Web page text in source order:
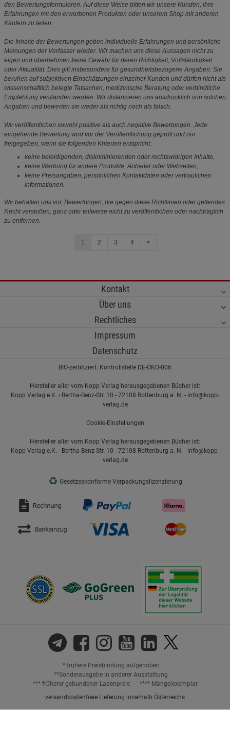
den Bewertungsformularen. Auf diese Weise bitten wir unsere Kunden, ihre
Erfahrungen mit den erworbenen Produkten oder unserem Shop mit anderen
Käufern zu teilen.
Die Inhalte der Bewertungen geben individuelle Erfahrungen und persönliche
Meinungen der Verfasser wieder. Wir machen uns diese Aussagen nicht zu
eigen und übernehmen keine Gewähr für deren Richtigkeit, Vollständigkeit
oder Aktualität. Dies gilt insbesondere für gesundheitsbezogene Angaben: Sie
beruhen auf subjektiven Einschätzungen einzelner Kunden und dürfen nicht als
wissenschaftlich belegte Tatsachen, medizinische Beratung oder verbindliche
Empfehlung verstanden werden. Wir distanzieren uns ausdrücklich von solchen
Angaben und bewerten sie weder als richtig noch als falsch.
Wir veröffentlichen sowohl positive als auch negative Bewertungen. Jede
eingehende Bewertung wird vor der Veröffentlichung geprüft und nur
freigegeben, wenn sie folgenden Kriterien entspricht:
keine beleidigenden, diskriminierenden oder rechtswidrigen Inhalte,
keine Werbung für andere Produkte, Anbieter oder Webseiten,
keine Preisangaben, persönlichen Kontaktdaten oder vertraulichen
Informationen.
Wir behalten uns vor, Bewertungen, die gegen diese Richtlinien oder geltendes
Recht verstoßen, ganz oder teilweise nicht zu veröffentlichen oder nachträglich
zu entfernen.
1 2 3 4 >
Kontakt
Über uns
Rechtliches
Impressum
Datenschutz
BIO-zertifiziert: Kontrollstelle DE-ÖKO-006
Hersteller aller vom Kopp Verlag herausgegebenen Bücher ist:
Kopp Verlag e.K. - Bertha-Benz-Str. 10 - 72108 Rottenburg a. N. - info@kopp-
verlag.de
Cookie-Einstellungen
Hersteller aller vom Kopp Verlag herausgegebenen Bücher ist:
Kopp Verlag e.K. - Bertha-Benz-Str. 10 - 72108 Rottenburg a. N. - info@kopp-
verlag.de
♻ Gesetzeskonforme Verpackungslizenzierung
* frühere Preisbindung aufgehoben
**Sonderausgabe in anderer Ausstattung
*** früherer gebundener Ladenpreis
**** Mängelexemplar
versandkostenfreie Lieferung innerhalb Österreichs